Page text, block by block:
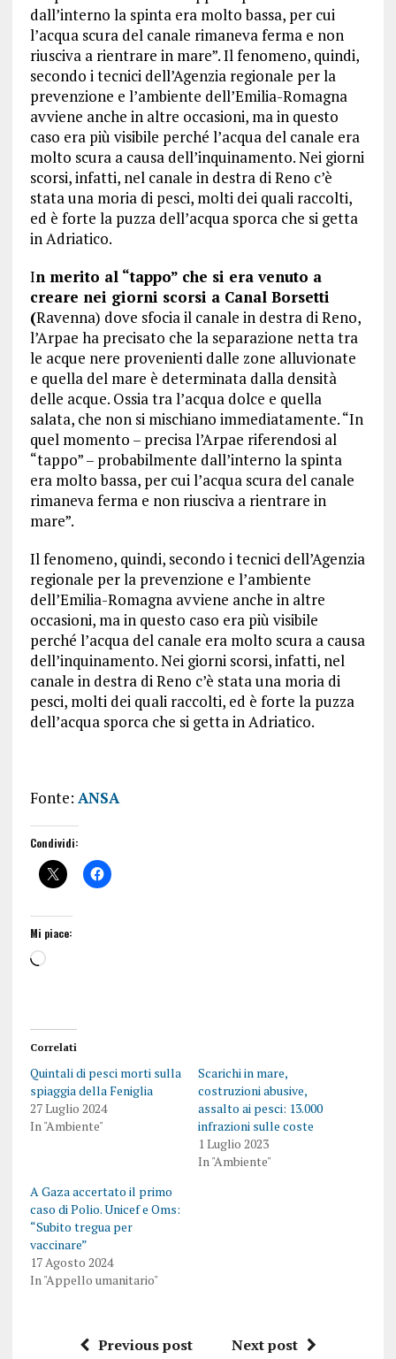
dall’interno la spinta era molto bassa, per cui
l’acqua scura del canale rimaneva ferma e non
riusciva a rientrare in mare”. Il fenomeno, quindi,
secondo i tecnici dell’Agenzia regionale per la
prevenzione e l’ambiente dell’Emilia-Romagna
avviene anche in altre occasioni, ma in questo
caso era più visibile perché l’acqua del canale era
molto scura a causa dell’inquinamento. Nei giorni
scorsi, infatti, nel canale in destra di Reno c’è
stata una moria di pesci, molti dei quali raccolti,
ed è forte la puzza dell’acqua sporca che si getta
in Adriatico.
In merito al “tappo” che si era venuto a
creare nei giorni scorsi a Canal Borsetti
(Ravenna) dove sfocia il canale in destra di Reno,
l’Arpae ha precisato che la separazione netta tra
le acque nere provenienti dalle zone alluvionate
e quella del mare è determinata dalla densità
delle acque. Ossia tra l’acqua dolce e quella
salata, che non si mischiano immediatamente. “In
quel momento – precisa l’Arpae riferendosi al
“tappo” – probabilmente dall’interno la spinta
era molto bassa, per cui l’acqua scura del canale
rimaneva ferma e non riusciva a rientrare in
mare”.
Il fenomeno, quindi, secondo i tecnici dell’Agenzia
regionale per la prevenzione e l’ambiente
dell’Emilia-Romagna avviene anche in altre
occasioni, ma in questo caso era più visibile
perché l’acqua del canale era molto scura a causa
dell’inquinamento. Nei giorni scorsi, infatti, nel
canale in destra di Reno c’è stata una moria di
pesci, molti dei quali raccolti, ed è forte la puzza
dell’acqua sporca che si getta in Adriatico.
Fonte: ANSA
Condividi:
Mi piace:
Correlati
Quintali di pesci morti sulla
spiaggia della Feniglia
27 Luglio 2024
In "Ambiente"
Scarichi in mare,
costruzioni abusive,
assalto ai pesci: 13.000
infrazioni sulle coste
1 Luglio 2023
In "Ambiente"
A Gaza accertato il primo
caso di Polio. Unicef e Oms:
“Subito tregua per
vaccinare”
17 Agosto 2024
In "Appello umanitario"
Previous post Next post